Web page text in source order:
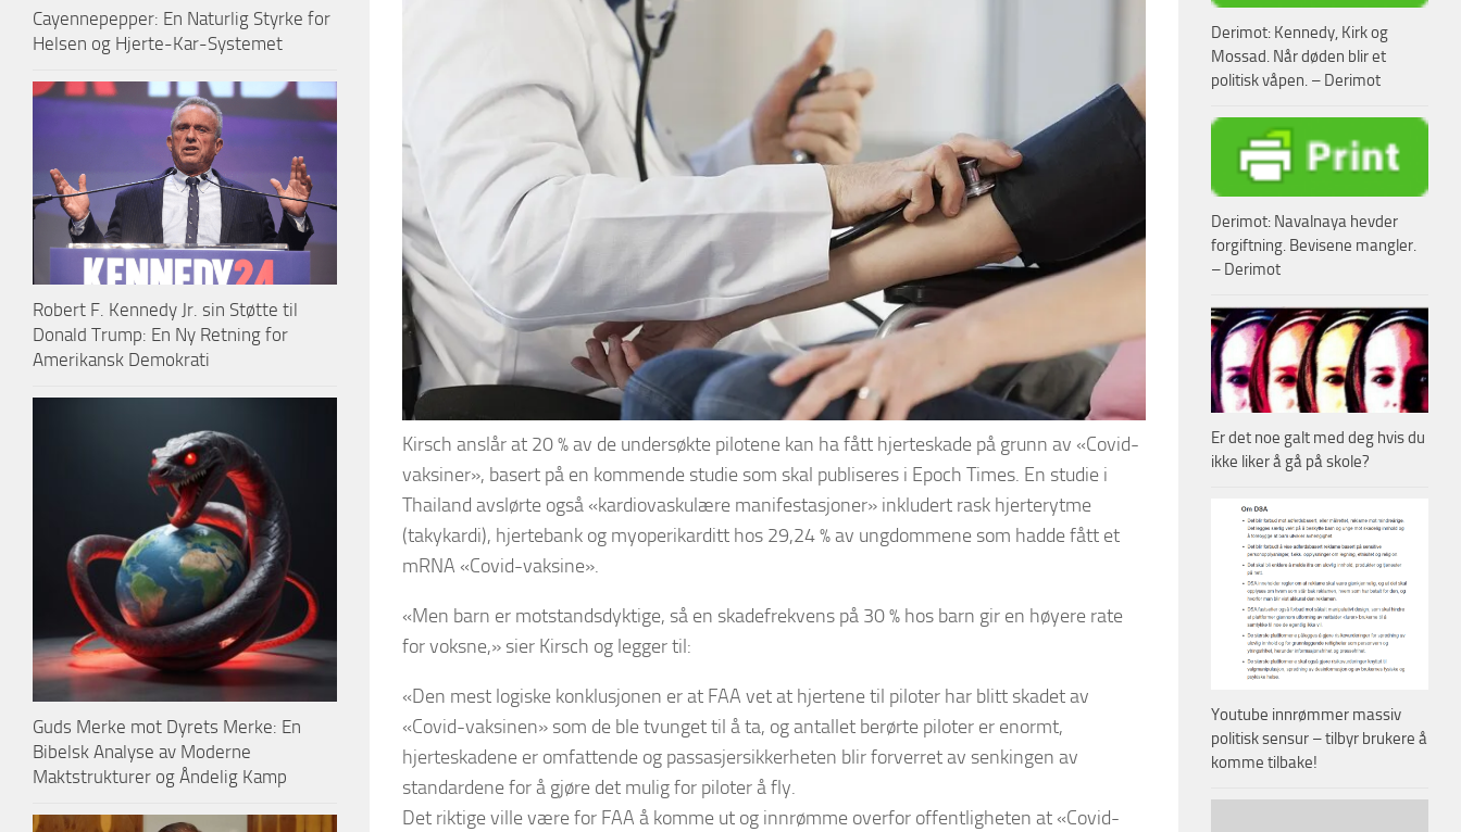
Kirsch anslår at 20 % av de undersøkte pilotene kan ha fått hjerteskade på grunn av «Covid-
vaksiner», basert på en kommende studie som skal publiseres i Epoch Times. En studie i
Thailand avslørte også «kardiovaskulære manifestasjoner» inkludert rask hjerterytme
(takykardi), hjertebank og myoperikarditt hos 29,24 % av ungdommene som hadde fått et
mRNA «Covid-vaksine».
«Men barn er motstandsdyktige, så en skadefrekvens på 30 % hos barn gir en høyere rate
for voksne,» sier Kirsch og legger til:
«Den mest logiske konklusjonen er at FAA vet at hjertene til piloter har blitt skadet av
«Covid-vaksinen» som de ble tvunget til å ta, og antallet berørte piloter er enormt,
hjerteskadene er omfattende og passasjersikkerheten blir forverret av senkingen av
standardene for å gjøre det mulig for piloter å fly.
Det riktige ville være for FAA å komme ut og innrømme overfor offentligheten at «Covid-
Cayennepepper: En Naturlig Styrke for
Helsen og Hjerte-Kar-Systemet
Robert F. Kennedy Jr. sin Støtte til
Donald Trump: En Ny Retning for
Amerikansk Demokrati
Guds Merke mot Dyrets Merke: En
Bibelsk Analyse av Moderne
Maktstrukturer og Åndelig Kamp
Derimot: Kennedy, Kirk og
Mossad. Når døden blir et
politisk våpen. – Derimot
Derimot: Navalnaya hevder
forgiftning. Bevisene mangler.
– Derimot
Er det noe galt med deg hvis du
ikke liker å gå på skole?
Youtube innrømmer massiv
politisk sensur – tilbyr brukere å
komme tilbake!